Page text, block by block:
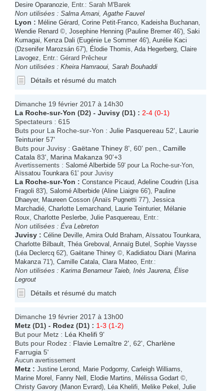
Desire Oparanozie , Entr.: Sarah M'Barek
Non utilisées : Salma Amani Agathe Fauvel
Lyon : Méline Gérard Corine Petit-Franco Kadeisha Buchanan
Wendie Renard ©, Josephine Henning (Pauline Bremer 46'), Saki
Kumagai
Kenza Dali (Eugénie Le Sommer 46'), Aurélie Kaci
(Dzsenifer Marozsán 67'), Élodie Thomis Ada Hegerberg Claire
Lavogez , Entr.: Gérard Prêcheur
Non utilisées : Kheira Hamraoui Sarah Bouhaddi
Détails et résumé du match
Dimanche 19 février 2017 à 14h30
La Roche-sur-Yon (D2) - Juvisy (D1) : 2-4 (0-1)
Spectateurs : 615
Buts pour La Roche-sur-Yon : Julie Pasquereau 52', Laurie
Teinturier 57'
Buts pour Juvisy : Gaëtane Thiney 8', 60' pen., Camille
Catala 83', Marina Makanza 90'+3
Avertissements : Salomé Alberbide 59' pour La Roche-sur-Yon,
Aïssatou Tounkara 61' pour Juvisy
La Roche-sur-Yon : Constance Picaud Adeline Coudrin ( Lisa
Fragoli 83'), Salomé Alberbide (Aline Liaigre 66'),
Pauline
Dhaeyer, Maureen Cosson (Anaïs Pugnetti 77'), Jessica
Marchadié Charlotte Lemarchand Laurie Teinturier, Mélanie
Roux Charlotte Peslerbe Julie Pasquereau , Entr.:
Non utilisées : Éva Lebreton
Juvisy : Céline Deville Amira Ould Braham Aïssatou Tounkara
Charlotte Bilbault Théa Greboval Annaïg Butel
Sophie Vaysse
( Léa Declercq 62'), Gaëtane Thiney ©, Kadidiatou Diani (Marina
Makanza 71'), Camille Catala Clara Mateo , Entr.:
Non utilisées : Karima Benameur Taieb Inès Jaurena Élise
Legrout
Détails et résumé du match
Dimanche 19 février 2017 à 13h00
Metz (D1) - Rodez (D1) : 1-3 (1-2)
But pour Metz : Léa Khelifi 9'
Buts pour Rodez : Flavie Lemaître 2', 62', Charlène
Farrugia 5'
Aucun avertissement
Metz : Justine Lerond Marie Podgorny, Carleigh Williams
Marine Morel
Fanny Nell Elodie Martins Mélissa Godart ©,
Christy Gavory (Manon Evrard), Léa Khelifi Melike Pekel
Julie